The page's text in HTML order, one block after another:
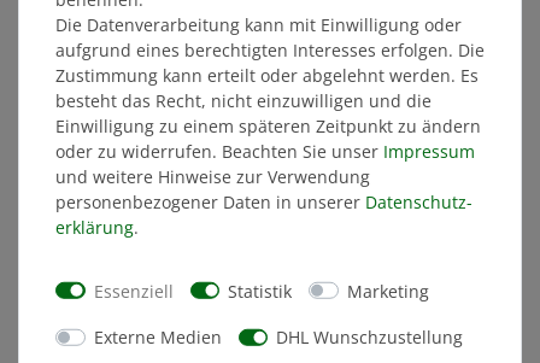
Die Datenverarbeitung kann mit Einwilligung oder
aufgrund eines berechtigten Interesses erfolgen. Die
Zustimmung kann erteilt oder abgelehnt werden. Es
besteht das Recht, nicht einzuwilligen und die
Einwilligung zu einem späteren Zeitpunkt zu ändern
oder zu widerrufen. Beachten Sie unser Impressum
und weitere Hinweise zur Verwendung
personenbezogener Daten in unserer Daten­schutz­
erklärung.
Essenziell Statistik Marketing
Externe Medien DHL Wunschzustellung